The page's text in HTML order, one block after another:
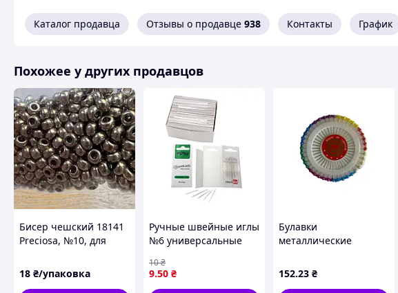
Каталог продавца Отзывы о продавце 938 Контакты График
Похожее у других продавцов
Бисер чешский 18141
Preciosa, №10, для
Aida 14, 5 г
18 ₴/упаковка
Ручные швейные иглы
№6 универсальные
9.50 ₴
10₴
Булавки
металлические
40 булавок) No40-12-2
ТМ КИТАЙ
152.23 ₴